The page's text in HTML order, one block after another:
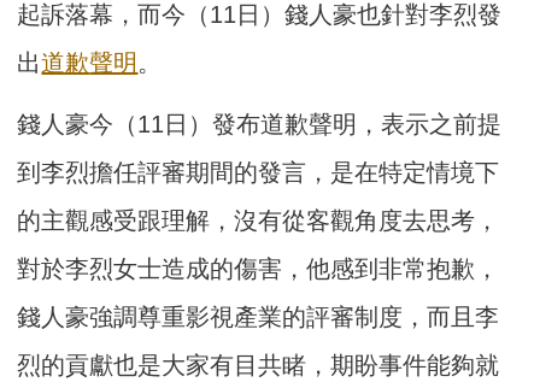
起訴落幕，而今（11日）錢人豪也針對李烈發
出道歉聲明 。
錢人豪今（11日）發布道歉聲明，表示之前提
到李烈擔任評審期間的發言，是在特定情境下
的主觀感受跟理解，沒有從客觀角度去思考，
對於李烈女士造成的傷害，他感到非常抱歉，
錢人豪強調尊重影視產業的評審制度，而且李
烈的貢獻也是大家有目共睹，期盼事件能夠就